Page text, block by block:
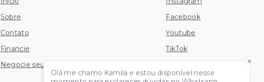
Olá me chamo Kamila e estou disponível nesse
Sobre
Contato
Financie
Negocie seu Imóvel
Facebook
Youtube
TikTok